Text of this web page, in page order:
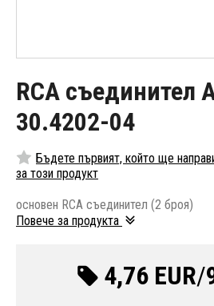
RCA съединител
30.4202-04
Бъдете първият, който ще
за този продукт
основен RCA съединител (2 броя)
Повече за продукта
4,76 EUR/